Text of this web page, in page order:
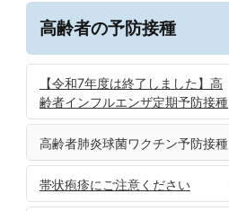
高齢者の予防接種
【令和7年度は終了しました】高
齢者インフルエンザ定期予防接種
高齢者肺炎球菌ワクチン予防接種
帯状疱疹にご注意ください